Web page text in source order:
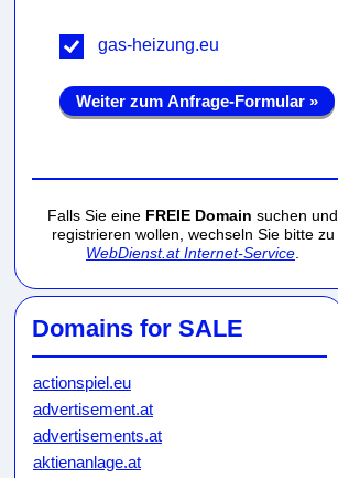
gas-heizung.eu
Weiter zum Anfrage-Formular »
Falls Sie eine FREIE Domain suchen und
registrieren wollen, wechseln Sie bitte zu
WebDienst.at Internet-Service
Domains for SALE
actionspiel.eu
advertisement.at
advertisements.at
aktienanlage.at